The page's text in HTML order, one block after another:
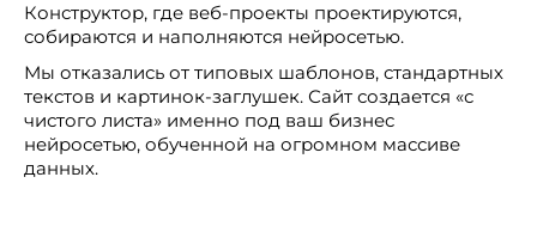
Конструктор, где веб-проекты проектируются,
собираются и наполняются нейросетью.
Мы отказались от типовых шаблонов, стандартных
текстов и картинок-заглушек. Сайт создается «с
чистого листа» именно под ваш бизнес
нейросетью, обученной на огромном массиве
данных.